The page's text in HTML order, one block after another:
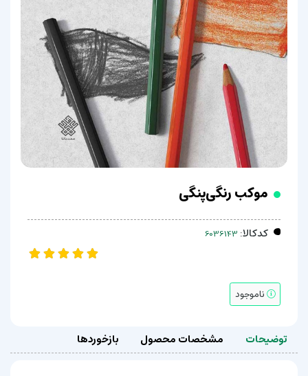
موکب رنگی‌پنگی
کدکالا:
ناموجود
توضیحات مشخصات محصول بازخوردها